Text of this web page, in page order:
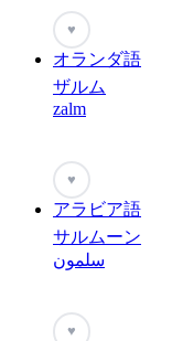
♥
オランダ語
ザルム
zalm
♥
アラビア語
サルムーン
سلمون
♥